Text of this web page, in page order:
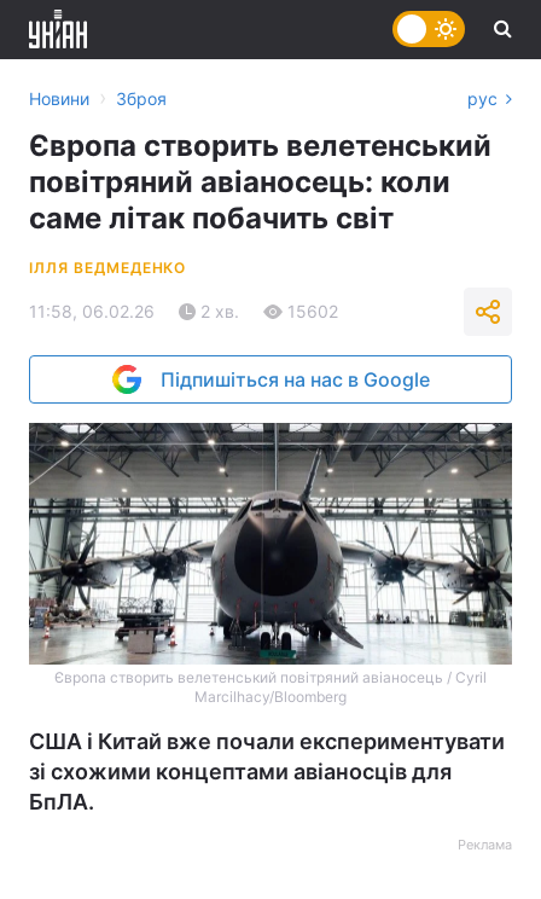
Новини › Зброя рус
Європа створить велетенський
повітряний авіаносець: коли
саме літак побачить світ
ІЛЛЯ ВЕДМЕДЕНКО
11:58, 06.02.26 2 хв. 15602
Підпишіться на нас в Google
Європа створить велетенський повітряний авіаносець / Cyril
Marcilhacy/Bloomberg
США і Китай вже почали експериментувати
зі схожими концептами авіаносців для
БпЛА.
Реклама